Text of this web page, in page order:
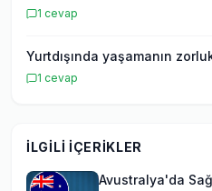
1 cevap
Yurtdışında yaşamanın
1 cevap
İLGILI İÇERIKLER
Avustralya'da